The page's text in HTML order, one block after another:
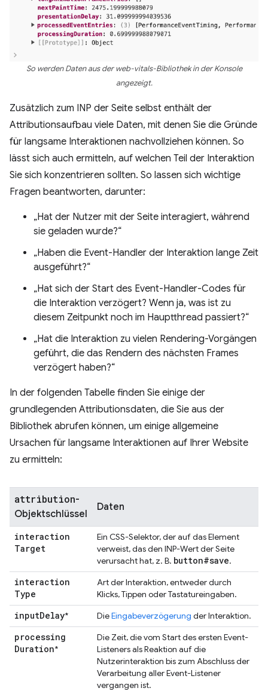
So werden Daten aus der web-vitals-Bibliothek in der Konsole
angezeigt.
Zusätzlich zum INP der Seite selbst enthält der
Attributionsaufbau viele Daten, mit denen Sie die Gründe
für langsame Interaktionen nachvollziehen können. So
lässt sich auch ermitteln, auf welchen Teil der Interaktion
Sie sich konzentrieren sollten. So lassen sich wichtige
Fragen beantworten, darunter:
„Hat der Nutzer mit der Seite interagiert, während
sie geladen wurde?“
„Haben die Event-Handler der Interaktion lange Zeit
ausgeführt?“
„Hat sich der Start des Event-Handler-Codes für
die Interaktion verzögert? Wenn ja, was ist zu
diesem Zeitpunkt noch im Hauptthread passiert?“
„Hat die Interaktion zu vielen Rendering-Vorgängen
geführt, die das Rendern des nächsten Frames
verzögert haben?“
In der folgenden Tabelle finden Sie einige der
grundlegenden Attributionsdaten, die Sie aus der
Bibliothek abrufen können, um einige allgemeine
Ursachen für langsame Interaktionen auf Ihrer Website
zu ermitteln:
attribution-
Objektschlüssel
Daten
interaction
Target
Ein CSS-Selektor, der auf das Element
verweist, das den INP-Wert der Seite
verursacht hat, z. B. button#save.
interaction
Type
Art der Interaktion, entweder durch
Klicks, Tippen oder Tastatureingaben.
inputDelay* DieEingabeverzögerung der Interaktion.
processing
Duration*
Die Zeit, die vom Start des ersten Event-
Listeners als Reaktion auf die
Nutzerinteraktion bis zum Abschluss der
Verarbeitung aller Event-Listener
vergangen ist.